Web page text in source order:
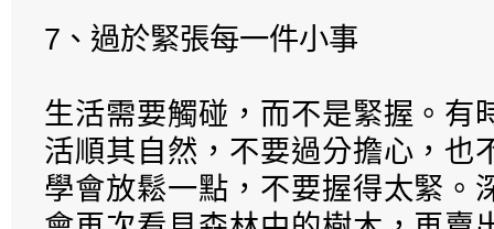
7、過於緊張每一件小事
生活需要觸碰，而不是緊握。有
活順其自然，不要過分擔心，也
學會放鬆一點，不要握得太緊。